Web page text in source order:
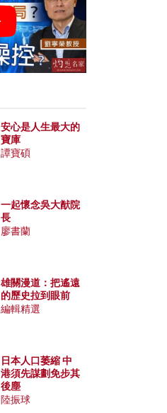
安心是人生最大的
寶庫
譚寶碩
一起懷念吳大猷院
長
廖書蘭
雄關漫道：把遙遠
的歷史拉到眼前
編輯精選
日本人口萎縮 中
港須先謀劃免步其
後塵
陸振球